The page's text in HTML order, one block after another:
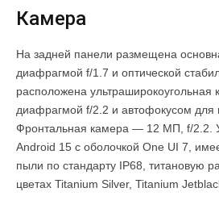
Камера
На задней панели размещена
диафрагмой f/1.7 и оптической
расположена
диафрагмой f/2.2 и автофокусом для
Фронтальная камера — 12 МП, f/2.2.
Android 15 с оболочкой One UI 7,
пыли по стандарту IP68, титановую
цветах Titanium Silver, Titanium